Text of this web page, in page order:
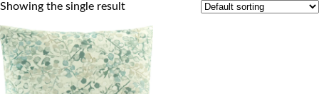
Showing the single result